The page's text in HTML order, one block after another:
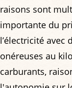
raisons sont
importante du
l’électricité avec
onéreuses au
carburants,